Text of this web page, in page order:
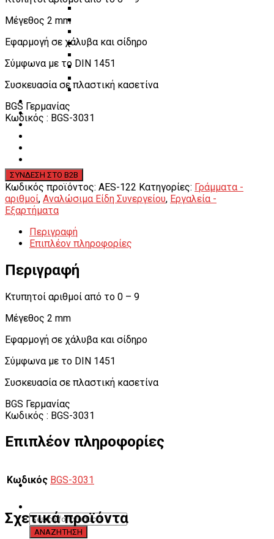
Εργαλεία Χειρός
Εργαλεία χειρός συνεργείου
Διάφορα Είδη Φανοποιείου
Αναλώσιμα Είδη Συνεργείου
ΚΑΤΑΛΟΓΟΣ
DOWNLOADS
VIDEO & ΝΕΑ
Μέγεθος 2 mm
Εφαρμογή σε χάλυβα και σίδηρο
Σύμφωνα με το DIN 1451
Συσκευασία σε πλαστική κασετίνα
BGS Γερμανίας
Κωδικός : BGS-3031
Κωδικός προϊόντος: AES-122 Κατηγορίες: Γράμματα -
αριθμοί, Αναλώσιμα Είδη Συνεργείου, Εργαλεία -
Εξαρτήματα
Περιγραφή
Επιπλέον πληροφορίες
Περιγραφή
Κτυπητοί αριθμοί από το 0 – 9
Μέγεθος 2 mm
Εφαρμογή σε χάλυβα και σίδηρο
Σύμφωνα με το DIN 1451
Συσκευασία σε πλαστική κασετίνα
BGS Γερμανίας
Κωδικός : BGS-3031
Επιπλέον πληροφορίες
Κωδικός BGS-3031
Σχετικά προϊόντα